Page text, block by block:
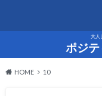
大人
ポジ
HOME 10